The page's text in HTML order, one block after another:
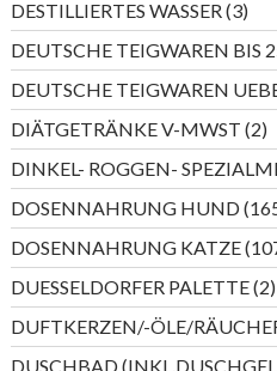
DESTILLIERTES WASSER 33
DEUTSCHE TEIGWAREN BIS
DEUTSCHE TEIGWAREN
DIÄTGETRÄNKE V-MWST 22
DINKEL- ROGGEN-
DOSENNAHRUNG HUND
DOSENNAHRUNG KATZE
DUESSELDORFER PALETTE 22
DUFTKERZEN/-ÖLE/
DUSCHBAD